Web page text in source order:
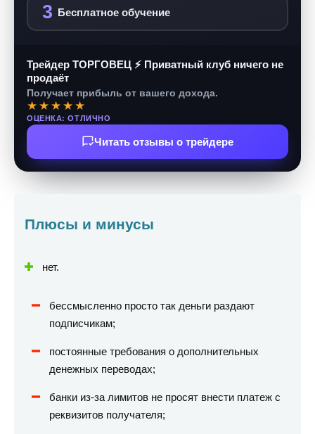
3 Бесплатное обучение
Трейдер ТОРГОВЕЦ ⚡ Приватный клуб ничего не
продаёт
Получает прибыль от вашего дохода.
★★★★★
ОЦЕНКА: ОТЛИЧНО
Читать отзывы о трейдере
Плюсы и минусы
нет.
бессмысленно просто так деньги раздают
подписчикам;
постоянные требования о дополнительных
денежных переводах;
банки из-за лимитов не просят внести платеж с
реквизитов получателя;